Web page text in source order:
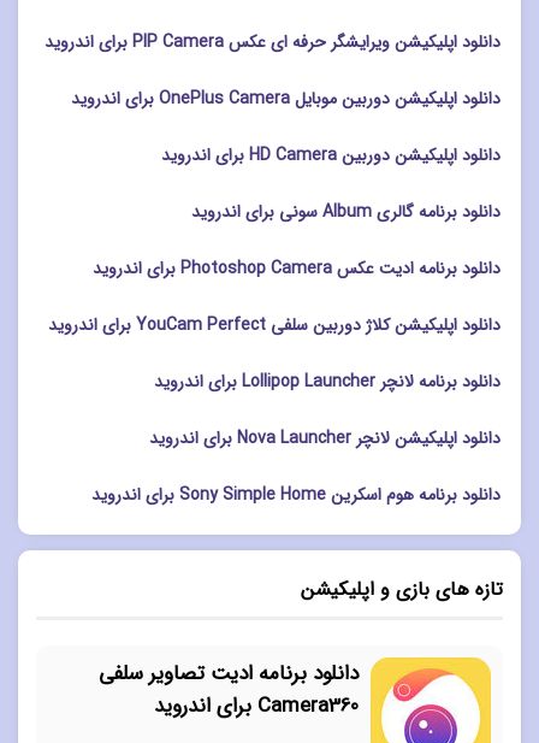
دانلود اپلیکیشن ویرایشگر حرفه ای عکس PIP Camera برای اندروید
دانلود اپلیکیشن دوربین موبایل OnePlus Camera برای اندروید
دانلود اپلیکیشن دوربین HD Camera برای اندروید
دانلود برنامه گالری Album سونی برای اندروید
دانلود برنامه ادیت عکس Photoshop Camera برای اندروید
دانلود اپلیکیشن کلاژ دوربین سلفی YouCam Perfect برای اندروید
دانلود برنامه لانچر Lollipop Launcher برای اندروید
دانلود اپلیکیشن لانچر Nova Launcher برای اندروید
دانلود برنامه هوم اسکرین Sony Simple Home برای اندروید
تازه های بازی و اپلیکیشن
دانلود برنامه ادیت تصاویر سلفی
Camera360 برای اندروید